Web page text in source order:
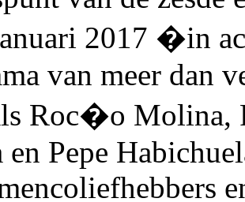
2017 �in
van meer dan
Roc�o
en Pepe